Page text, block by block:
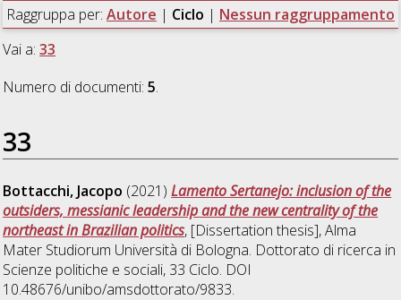
Raggruppa per: Autore | Ciclo | Nessun raggruppamento
Vai a:33
Numero di documenti:5.
33
Bottacchi, Jacopo (2021)Lamento Sertanejo: inclusion of the
outsiders, messianic leadership and the new centrality of the
northeast in Brazilian politics, [Dissertation thesis], Alma
Mater Studiorum Università di Bologna. Dottorato di ricerca in
Scienze politiche e sociali, 33 Ciclo. DOI
10.48676/unibo/amsdottorato/9833.